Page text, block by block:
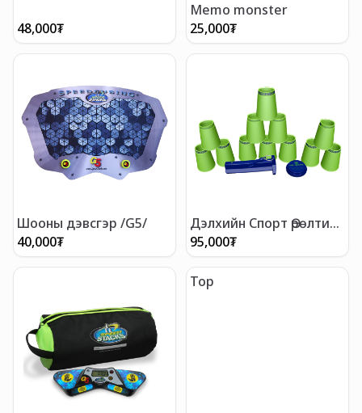
48,000₮
Memo monster
25,000₮
Шооны дэвсгэр /G5/
40,000₮
Дэлхийн Спорт Өрөлтийн
Холбооны Про аяга
95,000₮
Тор